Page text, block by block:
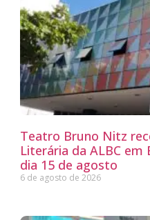
Teatro Bruno Nitz
Literária da ALBC em
dia 15 de agosto
6 de agosto de 2026